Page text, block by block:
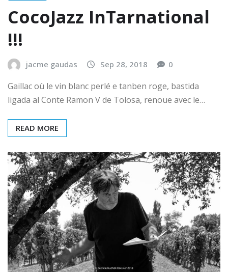
CocoJazz InTarnational
!!!
jacme gaudas Sep 28, 2018 0
Gaillac où le vin blanc perlé e tanben roge, bastida
ligada al Conte Ramon V de Tolosa, renoue avec le…
READ MORE